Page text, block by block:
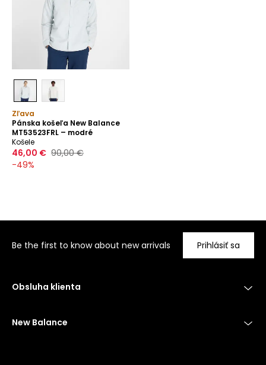
Zľava
Pánska košeľa New Balance
MT53523FRL – modré
Košele
46,00 € 90,00 €
-49%
Be the first to know about new arrivals Prihlásiť sa
Obsluha klienta
New Balance